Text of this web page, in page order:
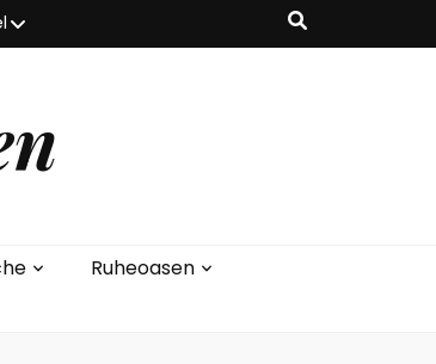
Ruheoasen